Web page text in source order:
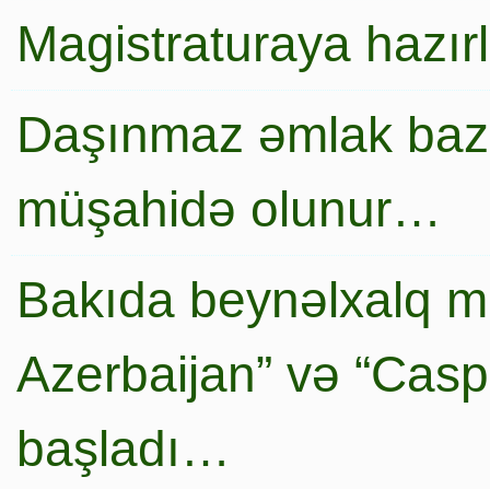
Magistraturaya
Daşınmaz əmlak
müşahidə olunur…
Bakıda beynəlxalq
Azerbaijan” və
başladı…